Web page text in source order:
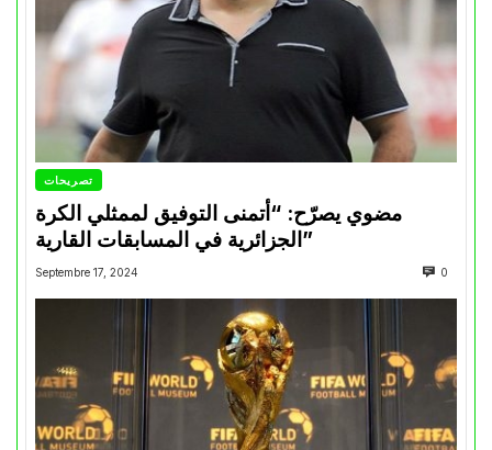
تصريحات
مضوي يصرّح: “أتمنى التوفيق لممثلي الكرة
الجزائرية في المسابقات القارية”
Septembre 17, 2024 0